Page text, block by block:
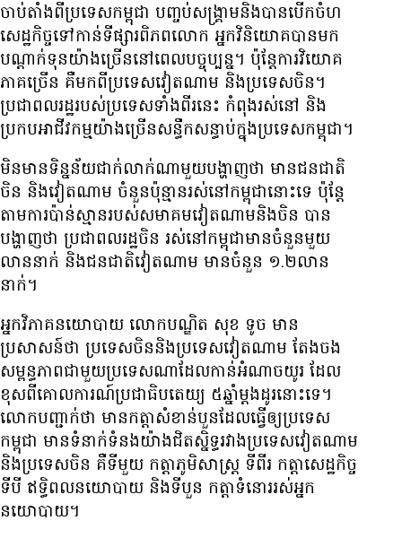
ចាប់​តាំង​ពី​ប្រទេស​កម្ពុជា​ បញ្ចប់​សង្គ្រាម​និង​បាន​បើក​ចំហ​
សេដ្ឋកិច្ច​ទៅ​កាន់​ទីផ្សារ​​ពិភពលោក​ អ្នក​វិនិយោគ​​បាន​មក​
បណ្ដាក់​ទុន​យ៉ាង​​ច្រើន​នៅ​ពេល​បច្ចុប្បន្ន។ ប៉ុន្តែ​ការ​វិយោគ​
ភាគ​ច្រើន​ គឺ​មក​ពី​ប្រទេស​វៀតណាម និង​ប្រទេស​ចិន។
ប្រជាពលរដ្ឋ​របស់​ប្រទេស​ទាំង​ពីរ​នេះ កំពុង​រស់​​នៅ និង​
ប្រកប​អាជីវកម្ម​​យ៉ាង​ច្រើន​សន្ធឹកសន្ធាប់​​ក្នុង​ប្រទេស​កម្ពុជា។
​​មិន​មាន​ទិន្នន័យ​ជាក់​លាក់​ណា​មួយ​បង្ហាញ​ថា មាន​ជនជាតិ​
ចិន​ និង​វៀតណាម ចំនួន​ប៉ុន្មាន​រស់​នៅ​កម្ពុជា​នោះ​ទេ ប៉ុន្តែ​
តាម​ការ​ប៉ាន់​ស្មាន​របស់​សមាគម​វៀតណាម​និង​ចិន បាន​
បង្ហាញ​ថា​ ប្រជាពលរដ្ឋ​ចិន រស់​នៅ​កម្ពុជា​មាន​ចំនួន​មួយ​
លាន​នាក់​ និង​ជនជាតិ​វៀតណាម មាន​ចំនួន ១.២​លាន​
នាក់។
អ្នក​វិភាគ​នយោបាយ លោក​បណ្ឌិត សុខ ទូច មាន​
ប្រសាសន៍​ថា ប្រទេស​​ចិន​និង​ប្រទេស​វៀតណាម តែង​ចង​
សម្ពន្ធភាព​ជាមួយ​ប្រទេស​ណា​ដែល​កាន់​អំណាច​យូរ ដែល​
ខុស​ពី​គោលការណ៍​ប្រជាធិបតេយ្យ ៥​ឆ្នាំ​​​ម្ដង​ដូរ​នោះ​ទេ។
លោក​បញ្ជាក់​ថា​ មាន​កត្តា​សំខាន់​បួន​ដែល​ធ្វើ​​ឲ្យ​​ប្រទេស​
កម្ពុជា មាន​ទំនាក់ទំនង​​យ៉ាង​ជិតស្និទ្ធ​រវាង​ប្រទេស​វៀតណាម
និង​ប្រទេស​ចិន គឺ​​ទី​មួយ កត្តា​ភូមិសាស្ត្រ ទី​ពីរ កត្តា​សេដ្ឋកិច្ច​
ទី​បី ឥទ្ធិពល​​នយោបាយ និង​ទី​បួន កត្តា​ទំនោរ​រស់​អ្នក​
នយោបាយ។